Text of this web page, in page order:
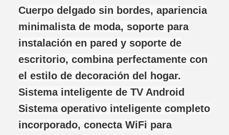
Cuerpo delgado sin bordes, apariencia
minimalista de moda, soporte para
instalación en pared y soporte de
escritorio, combina perfectamente con
el estilo de decoración del hogar.
Sistema inteligente de TV Android
Sistema operativo inteligente completo
incorporado, conecta WiFi para